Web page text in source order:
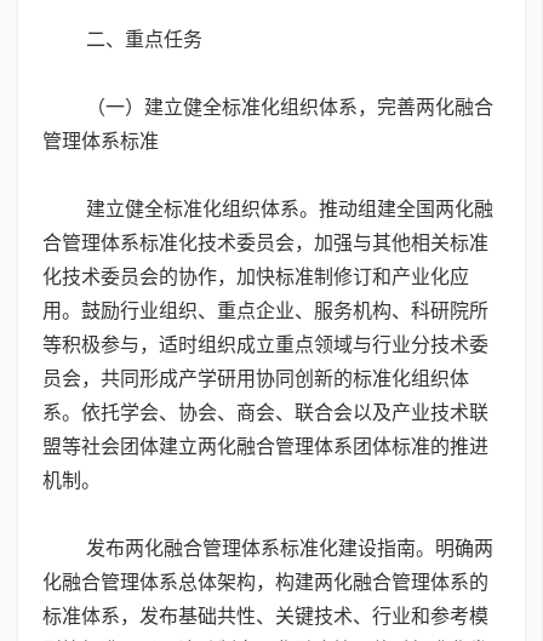
二、重点任务
（一）建立健全标准化组织体系，完善两化融合
管理体系标准
建立健全标准化组织体系。推动组建全国两化融
合管理体系标准化技术委员会，加强与其他相关标准
化技术委员会的协作，加快标准制修订和产业化应
用。鼓励行业组织、重点企业、服务机构、科研院所
等积极参与，适时组织成立重点领域与行业分技术委
员会，共同形成产学研用协同创新的标准化组织体
系。依托学会、协会、商会、联合会以及产业技术联
盟等社会团体建立两化融合管理体系团体标准的推进
机制。
发布两化融合管理体系标准化建设指南。明确两
化融合管理体系总体架构，构建两化融合管理体系的
标准体系，发布基础共性、关键技术、行业和参考模